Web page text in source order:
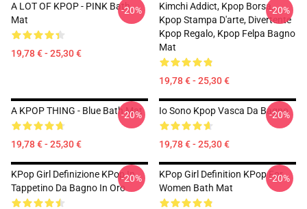
A LOT OF KPOP - PINK Bath
Mat
19,78 € - 25,30 €
-20%
Kimchi Addict, Kpop Borsa,
Kpop Stampa D'arte, Divertente
Kpop Regalo, Kpop Felpa Bagno
Mat
19,78 € - 25,30 €
-20%
A KPOP THING - Blue Bath Mat
19,78 € - 25,30 €
-20% Io Sono Kpop Vasca Da Bagno
19,78 € - 25,30 €
-20%
KPop Girl Definizione KPop In
Tappetino Da Bagno In Oro
-20%
KPop Girl Definition KPop For
Women Bath Mat
-20%